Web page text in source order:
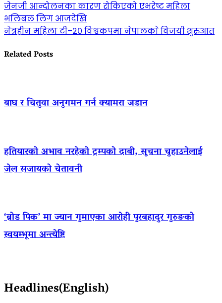
जेनजी आन्दोलनका कारण रोकिएको एभरेष्ट महिला
भलिबल लिग आजदेखि
नेत्रहीन महिला टी–२० विश्वकपमा नेपालकाे विजयी शुरुआत
Related Posts
बाघ र चितुवा अनुगमन गर्न क्यामरा जडान
हतियारको अभाव नरहेको ट्रम्पको दाबी, सूचना चुहाउनेलाई
जेल सजायको चेतावनी
‘ब्रोड पिक’ मा ज्यान गुमाएका आराेही पुरबहादुर गुरुङको
स्वयम्भूमा अन्त्येष्टि
Headlines(English)